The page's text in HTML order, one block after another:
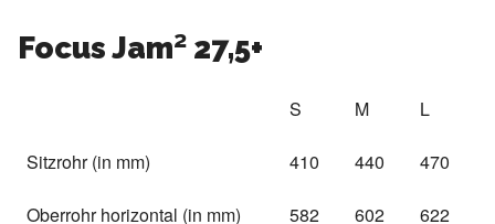
Focus Jam² 27,5+
S M L
Sitzrohr (in mm) 410 440 470
Oberrohr horizontal (in mm) 582 602 622